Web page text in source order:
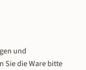
und
Sie die Ware bitte